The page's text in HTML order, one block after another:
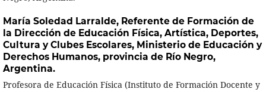
María Soledad Larralde, Referente de Formación de
la Dirección de Educación Física, Artística, Deportes,
Cultura y Clubes Escolares, Ministerio de Educación y
Derechos Humanos, provincia de Río Negro,
Argentina.
Profesora de Educación Física (Instituto de Formación Docente y